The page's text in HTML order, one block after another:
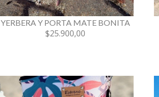
YERBERA Y PORTA MATE BONITA
$25.900,00